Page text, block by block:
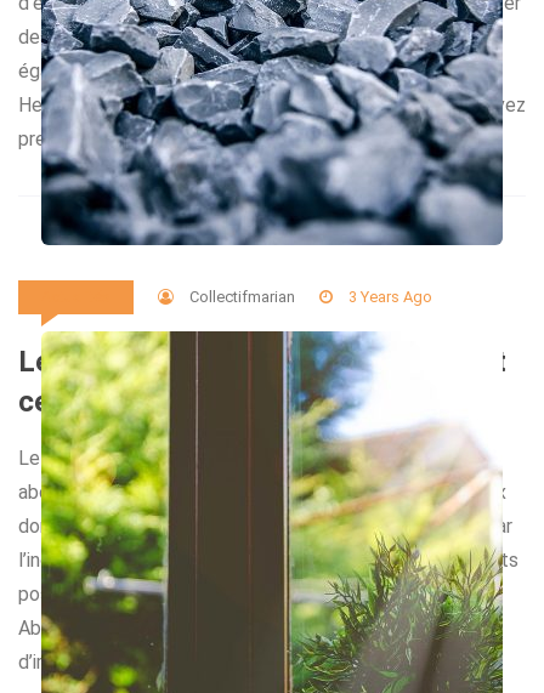
des dégâts matériels importants, mais ils peuvent
également représenter un risque pour la santé.
Heureusement, il existe plusieurs mesures que vous pouvez
prendre pour réduire les infestations de rats et […]
Collectifmarian 3 Years Ago
Le sable et le gravier en France : tout
ce que vous devez savoir !
Le sable et le gravier sont deux ressources naturelles
abondantes en France. Ils sont utilisés dans de nombreux
domaines, de la construction à l’agriculture en passant par
l’industrie. Dans cet article, nous allons examiner les points
positifs de l’utilisation du gravier et sable en France.
Abondance des ressources naturelles La France dispose
d’importantes réserves de […]